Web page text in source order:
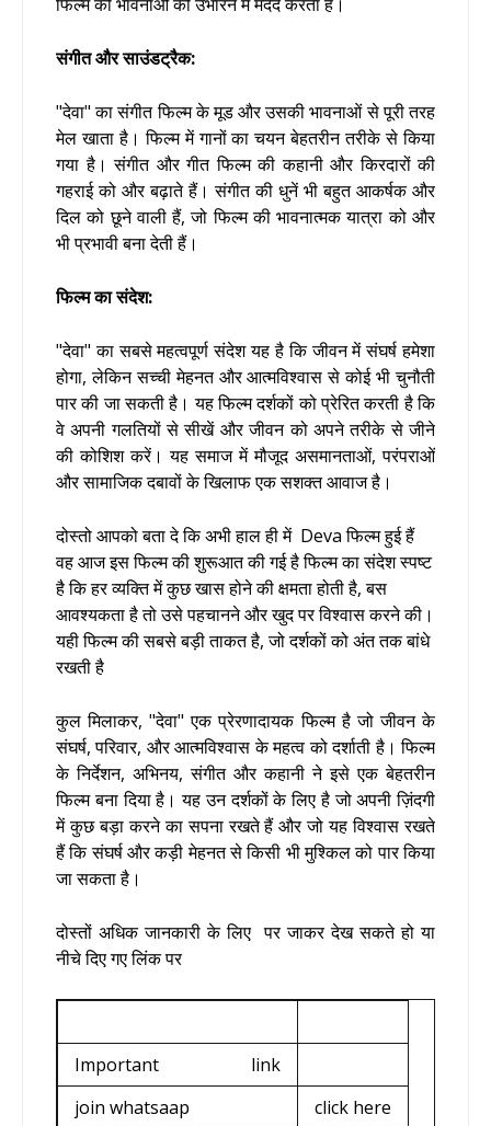
संगीत और साउंडट्रैक:
"देवा" का संगीत फिल्म के मूड और उसकी भावनाओं से पूरी तरह
मेल खाता है। फिल्म में गानों का चयन बेहतरीन तरीके से किया
गया है। संगीत और गीत फिल्म की कहानी और किरदारों की
गहराई को और बढ़ाते हैं। संगीत की धुनें भी बहुत आकर्षक और
दिल को छूने वाली हैं, जो फिल्म की भावनात्मक यात्रा को और
भी प्रभावी बना देती हैं।
फिल्म का संदेश:
"देवा" का सबसे महत्वपूर्ण संदेश यह है कि जीवन में संघर्ष हमेशा
होगा, लेकिन सच्ची मेहनत और आत्मविश्वास से कोई भी चुनौती
पार की जा सकती है। यह फिल्म दर्शकों को प्रेरित करती है कि
वे अपनी गलतियों से सीखें और जीवन को अपने तरीके से जीने
की कोशिश करें। यह समाज में मौजूद असमानताओं, परंपराओं
और सामाजिक दबावों के खिलाफ एक सशक्त आवाज है।
दोस्तो आपको बता दे कि अभी हाल ही में Deva फिल्म हुई हैं
वह आज इस फिल्म की शुरूआत की गई हैफिल्म का संदेश स्पष्ट
है कि हर व्यक्ति में कुछ खास होने की क्षमता होती है, बस
आवश्यकता है तो उसे पहचानने और खुद पर विश्वास करने की।
यही फिल्म की सबसे बड़ी ताकत है, जो दर्शकों को अंत तक बांधे
रखती है
कुल मिलाकर, "देवा" एक प्रेरणादायक फिल्म है जो जीवन के
संघर्ष, परिवार, और आत्मविश्वास के महत्व को दर्शाती है। फिल्म
के निर्देशन, अभिनय, संगीत और कहानी ने इसे एक बेहतरीन
फिल्म बना दिया है। यह उन दर्शकों के लिए है जो अपनी ज़िंदगी
में कुछ बड़ा करने का सपना रखते हैं और जो यह विश्वास रखते
हैं कि संघर्ष और कड़ी मेहनत से किसी भी मुश्किल को पार किया
जा सकता है।
दोस्तों अधिक जानकारी के लिए पर जाकर देख सकते हो या
नीचे दिए गए लिंक पर
Important link
join whatsaap
click here